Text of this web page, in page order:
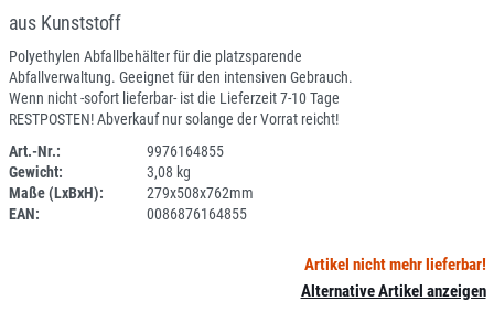
aus Kunststoff
Polyethylen Abfallbehälter für die platzsparende
Abfallverwaltung. Geeignet für den intensiven Gebrauch.
Wenn nicht -sofort lieferbar- ist die Lieferzeit 7-10 Tage
RESTPOSTEN! Abverkauf nur solange der Vorrat reicht!
Art.-Nr.:
9976164855
Gewicht:
3,08 kg
Maße (LxBxH):
279x508x762mm
EAN:
0086876164855
Artikel nicht mehr lieferbar!
Alternative Artikel anzeigen